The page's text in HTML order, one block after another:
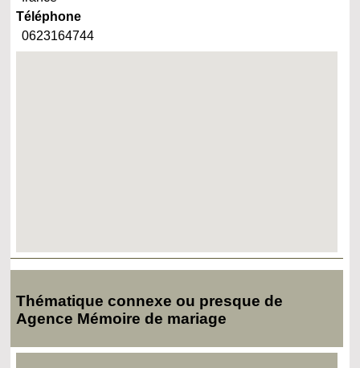
Téléphone
0623164744
Thématique connexe ou presque de
Agence Mémoire de mariage